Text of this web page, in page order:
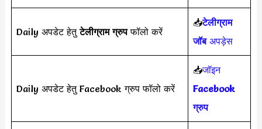
Daily अपडेट हेतुटेलीग्राम ग्रुपफॉलो करें
📥टेलीग्राम
जॉबअपड़ेस
Daily अपडेट हेतु Facebook ग्रुप फॉलो करें
📥जॉइन
Facebook
ग्रुप